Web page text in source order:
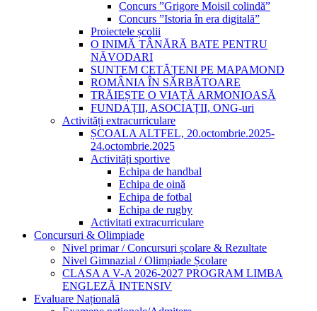
Concurs ”Grigore Moisil colindă”
Concurs ”Istoria în era digitală”
Proiectele școlii
O INIMĂ TÂNĂRĂ BATE PENTRU
NĂVODARI
SUNTEM CETĂȚENI PE MAPAMOND
ROMÂNIA ÎN SĂRBĂTOARE
TRĂIEȘTE O VIAȚĂ ARMONIOASĂ
FUNDAȚII, ASOCIAȚII, ONG-uri
Activități extracurriculare
ȘCOALA ALTFEL, 20.octombrie.2025-
24.octombrie.2025
Activități sportive
Echipa de handbal
Echipa de oină
Echipa de fotbal
Echipa de rugby
Activitati extracurriculare
Concursuri & Olimpiade
Nivel primar / Concursuri școlare & Rezultate
Nivel Gimnazial / Olimpiade Școlare
CLASA A V-A 2026-2027 PROGRAM LIMBA
ENGLEZĂ INTENSIV
Evaluare Națională